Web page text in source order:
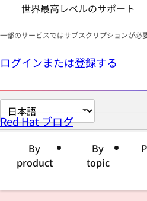
世界最高レベルのサポート
一部のサービスではサブスクリプションが必
ログインまたは登録する
ペ
ー
語
Red Hat ブログ
By
product
By
topic